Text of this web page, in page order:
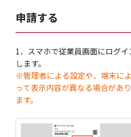
申請する
1．スマホで従業員画面にログイ
します。
※管理者による設定や、端末によ
って表示内容が異なる場合があり
ます。